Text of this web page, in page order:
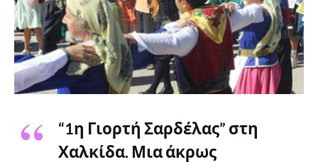
“1η Γιορτή Σαρδέλας” στη
Χαλκίδα. Μια άκρως